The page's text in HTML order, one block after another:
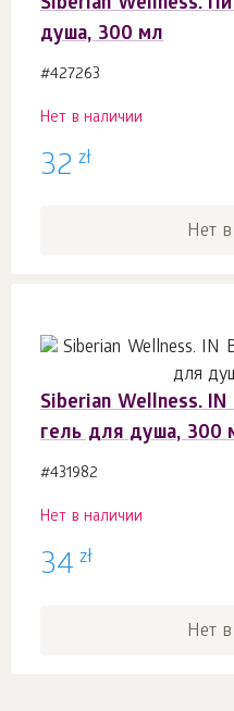
Siberian Wellness.
душа, 300 мл
#427263
Нет в наличии
32 zł
Нет
Siberian Wellness.
гель для душа, 300
#431982
Нет в наличии
34 zł
Нет